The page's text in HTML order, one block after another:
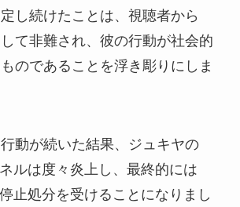
し続けたことは、視聴者から
して非難され、彼の行動が社会的
のであることを浮き彫りにしま
動が続いた結果、ジュキヤの
ルは度々炎上し、最終的には
止処分を受けることになりまし